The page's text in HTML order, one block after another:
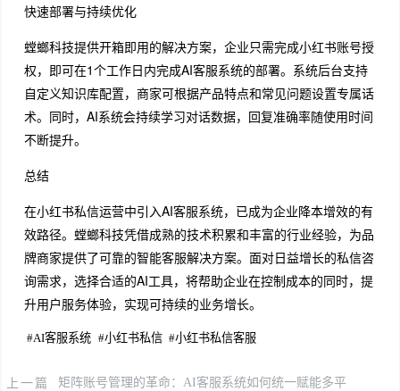
快速部署与持续优化
螳螂科技提供开箱即用的解决方案，企业只需完成小红书账号授
权，即可在1个工作日内完成AI客服系统的部署。系统后台支持
自定义知识库配置，商家可根据产品特点和常见问题设置专属话
术。同时，AI系统会持续学习对话数据，回复准确率随使用时间
不断提升。
总结
在小红书私信运营中引入AI客服系统，已成为企业降本增效的有
效路径。螳螂科技凭借成熟的技术积累和丰富的行业经验，为品
牌商家提供了可靠的智能客服解决方案。面对日益增长的私信咨
询需求，选择合适的AI工具，将帮助企业在控制成本的同时，提
升用户服务体验，实现可持续的业务增长。
#AI客服系统 #小红书私信 #小红书私信客服
上一篇
矩阵账号管理的革命：AI客服系统如何统一赋能多平